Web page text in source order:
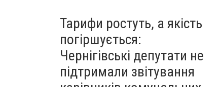
Тарифи ростуть, а якість
погіршується:
Чернігівські депутати не
підтримали звітування